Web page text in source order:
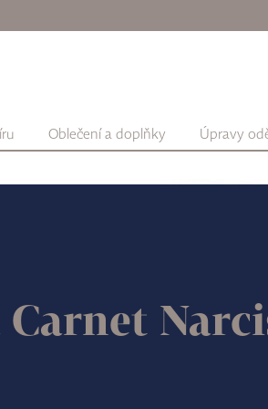
Oblečení a doplňky Úpravy